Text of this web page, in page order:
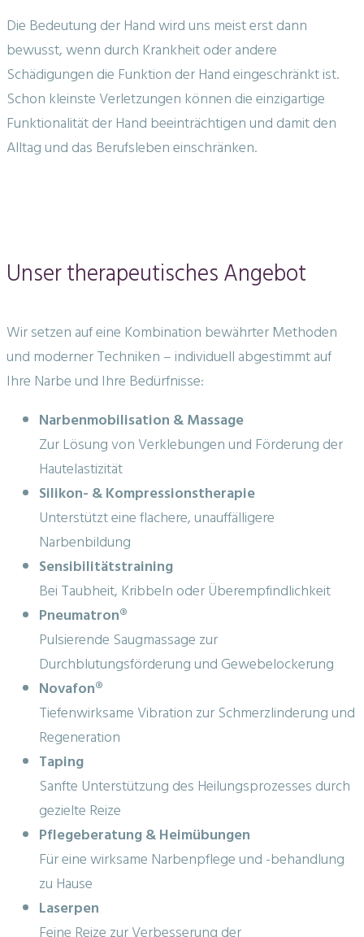
Die Bedeutung der Hand wird uns meist erst dann
bewusst, wenn durch Krankheit oder andere
Schädigungen die Funktion der Hand eingeschränkt ist.
Schon kleinste Verletzungen können die einzigartige
Funktionalität der Hand beeinträchtigen und damit den
Alltag und das Berufsleben einschränken.
Unser therapeutisches Angebot
Wir setzen auf eine Kombination bewährter Methoden
und moderner Techniken – individuell abgestimmt auf
Ihre Narbe und Ihre Bedürfnisse:
Narbenmobilisation & Massage
Zur Lösung von Verklebungen und Förderung der
Hautelastizität
Silikon- & Kompressionstherapie
Unterstützt eine flachere, unauffälligere
Narbenbildung
Sensibilitätstraining
Bei Taubheit, Kribbeln oder Überempfindlichkeit
Pneumatron®
Pulsierende Saugmassage zur
Durchblutungsförderung und Gewebelockerung
Novafon®
Tiefenwirksame Vibration zur Schmerzlinderung und
Regeneration
Taping
Sanfte Unterstützung des Heilungsprozesses durch
gezielte Reize
Pflegeberatung & Heimübungen
Für eine wirksame Narbenpflege und -behandlung
zu Hause
Laserpen
Feine Reize zur Verbesserung der